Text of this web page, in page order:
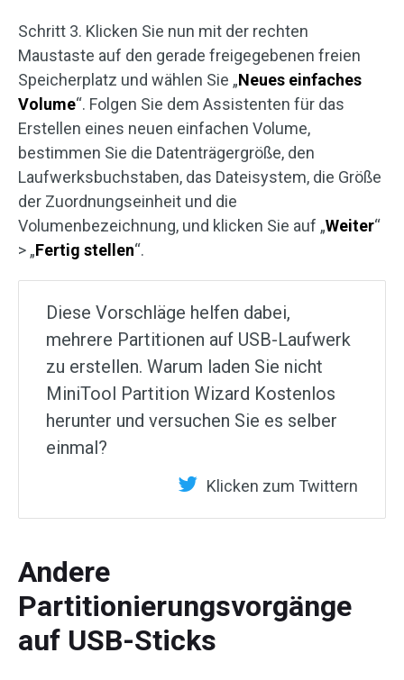
Schritt 3. Klicken Sie nun mit der rechten
Maustaste auf den gerade freigegebenen freien
Speicherplatz und wählen Sie „Neues einfaches
Volume“. Folgen Sie dem Assistenten für das
Erstellen eines neuen einfachen Volume,
bestimmen Sie die Datenträgergröße, den
Laufwerksbuchstaben, das Dateisystem, die Größe
der Zuordnungseinheit und die
Volumenbezeichnung, und klicken Sie auf „Weiter“
> „Fertig stellen“.
Diese Vorschläge helfen dabei,
mehrere Partitionen auf USB-Laufwerk
zu erstellen. Warum laden Sie nicht
MiniTool Partition Wizard Kostenlos
herunter und versuchen Sie es selber
einmal?
Klicken zum Twittern
Andere
Partitionierungsvorgänge
auf USB-Sticks